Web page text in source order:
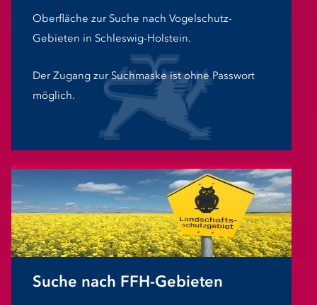
Oberfläche zur Suche nach Vogelschutz-
Gebieten in Schleswig-Holstein.
Der Zugang zur Suchmaske ist ohne Passwort
möglich.
Suche nach FFH-Gebieten